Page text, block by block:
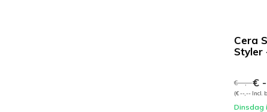
Cera
Styler
€ --,--€
(€ --,-- Incl.
Dinsdag